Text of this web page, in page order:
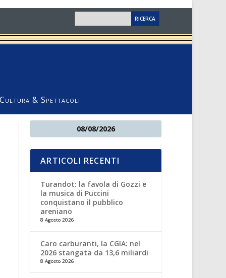
Cultura & Spettacoli
08/08/2026
ARTICOLI RECENTI
Turandot: la favola di Gozzi e
la musica di Puccini
conquistano il pubblico
areniano
8 Agosto 2026
Caro carburanti, la CGIA: nel
2026 stangata da 13,6 miliardi
8 Agosto 2026